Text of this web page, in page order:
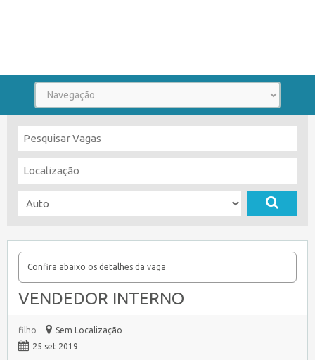
Confira abaixo os detalhes da vaga
VENDEDOR INTERNO
filho
Sem Localização
25 set 2019